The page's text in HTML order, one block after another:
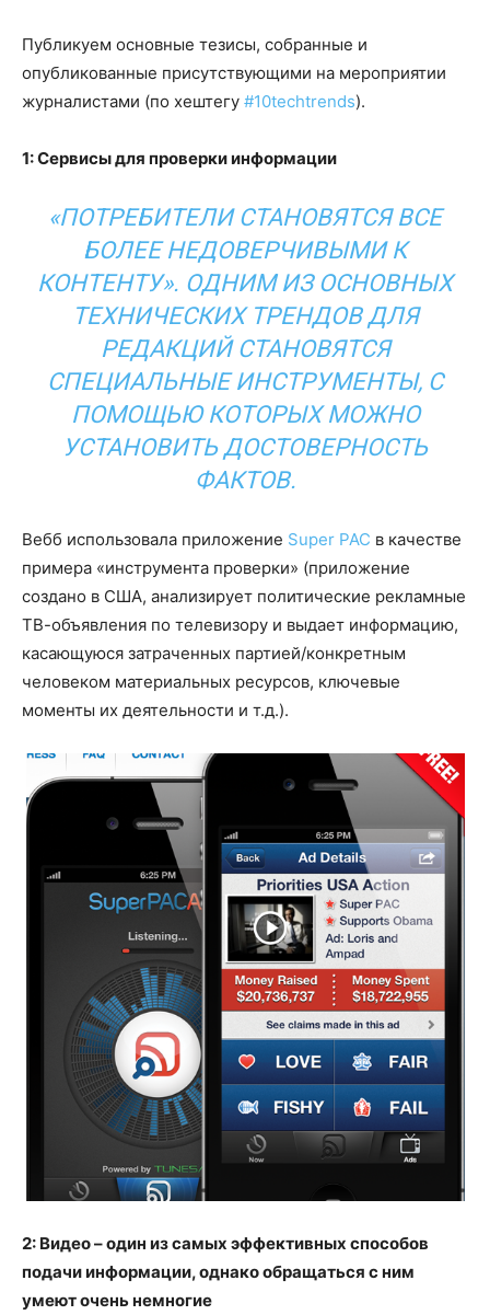
Публикуем основные тезисы, собранные и
опубликованные присутствующими на мероприятии
журналистами (по хештегу #10techtrends).
1: Сервисы для проверки информации
«ПОТРЕБИТЕЛИ СТАНОВЯТСЯ ВСЕ
БОЛЕЕ НЕДОВЕРЧИВЫМИ К
КОНТЕНТУ». ОДНИМ ИЗ ОСНОВНЫХ
ТЕХНИЧЕСКИХ ТРЕНДОВ ДЛЯ
РЕДАКЦИЙ СТАНОВЯТСЯ
СПЕЦИАЛЬНЫЕ ИНСТРУМЕНТЫ, С
ПОМОЩЬЮ КОТОРЫХ МОЖНО
УСТАНОВИТЬ ДОСТОВЕРНОСТЬ
ФАКТОВ.
Вебб использовала приложение Super PAC в качестве
примера «инструмента проверки» (приложение
создано в США, анализирует политические рекламные
ТВ-объявления по телевизору и выдает информацию,
касающуюся затраченных партией/конкретным
человеком материальных ресурсов, ключевые
моменты их деятельности и т.д.).
2: Видео – один из самых эффективных способов
подачи информации, однако обращаться с ним
умеют очень немногие